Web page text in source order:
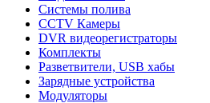
Системы полива
CCTV Камеры
DVR видеорегистраторы
Комплекты
Разветвители, USB хабы
Зарядные устройства
Модуляторы